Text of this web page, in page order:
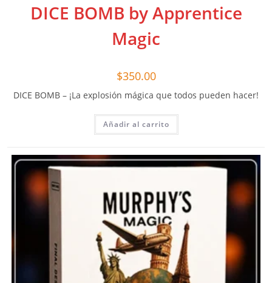
DICE BOMB by Apprentice
Magic
$350.00
DICE BOMB – ¡La explosión mágica que todos pueden hacer!
Añadir al carrito